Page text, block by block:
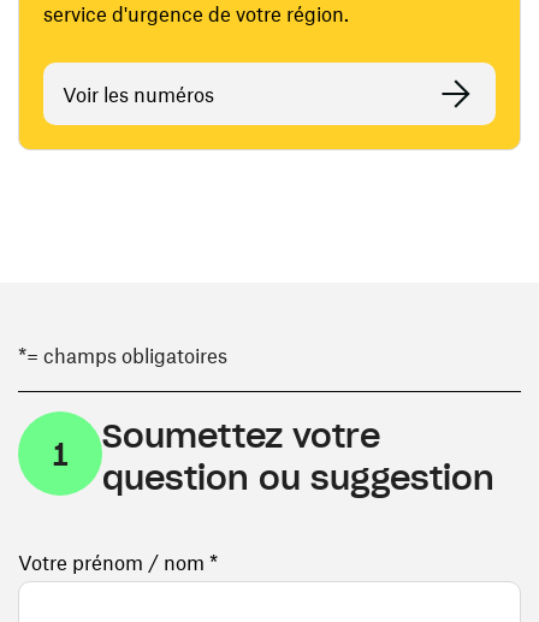
service d'urgence de votre région.
Voir les numéros
*= champs obligatoires
1
Soumettez votre
question ou suggestion
Votre prénom / nom *